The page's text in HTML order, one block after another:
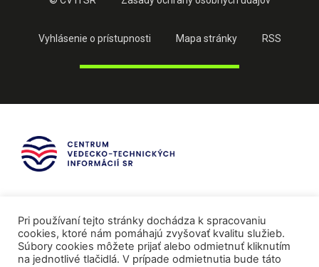
Vyhlásenie o prístupnosti Mapa stránky RSS
Pri používaní tejto stránky dochádza k spracovaniu
cookies, ktoré nám pomáhajú zvyšovať kvalitu služieb.
Súbory cookies môžete prijať alebo odmietnuť kliknutím
na jednotlivé tlačidlá. V prípade odmietnutia bude táto